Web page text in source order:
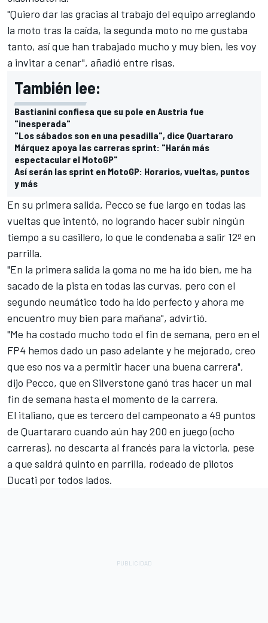
"Quiero dar las gracias al trabajo del equipo arreglando
la moto tras la caída, la segunda moto no me gustaba
tanto, así que han trabajado mucho y muy bien, les voy
a invitar a cenar", añadió entre risas.
También lee:
Bastianini confiesa que su pole en Austria fue
"inesperada"
"Los sábados son en una pesadilla", dice Quartararo
Márquez apoya las carreras sprint: "Harán más
espectacular el MotoGP"
Así serán las sprint en MotoGP: Horarios, vueltas, puntos
y más
En su primera salida, Pecco se fue largo en todas las
vueltas que intentó, no logrando hacer subir ningún
tiempo a su casillero, lo que le condenaba a salir 12º en
parrilla.
"En la primera salida la goma no me ha ido bien, me ha
sacado de la pista en todas las curvas, pero con el
segundo neumático todo ha ido perfecto y ahora me
encuentro muy bien para mañana", advirtió.
"Me ha costado mucho todo el fin de semana, pero en el
FP4 hemos dado un paso adelante y he mejorado, creo
que eso nos va a permitir hacer una buena carrera",
dijo Pecco, que en Silverstone ganó tras hacer un mal
fin de semana hasta el momento de la carrera.
El italiano, que es tercero del campeonato a 49 puntos
de Quartararo cuando aún hay 200 en juego (ocho
carreras), no descarta al francés para la victoria, pese
a que saldrá quinto en parrilla, rodeado de pilotos
Ducati por todos lados.